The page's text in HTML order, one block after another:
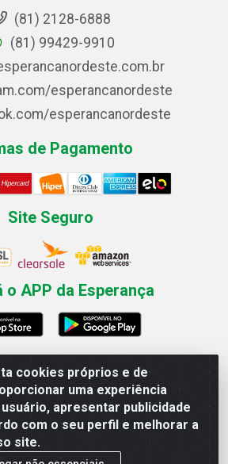
cookies próprios e de
uma experiência
apresentar publicidade
com o seu perfil e melhorar a
site.
(81) 2128-6888
(81) 99429-9910
esperancanordeste
esperancanordeste
de Pagamento
Site Seguro
o APP da Esperança
- Rua Professor Caldas Filho, 291 -
/ PE CEP: 50771-335 - CNPJ
03.666.136/0001-23